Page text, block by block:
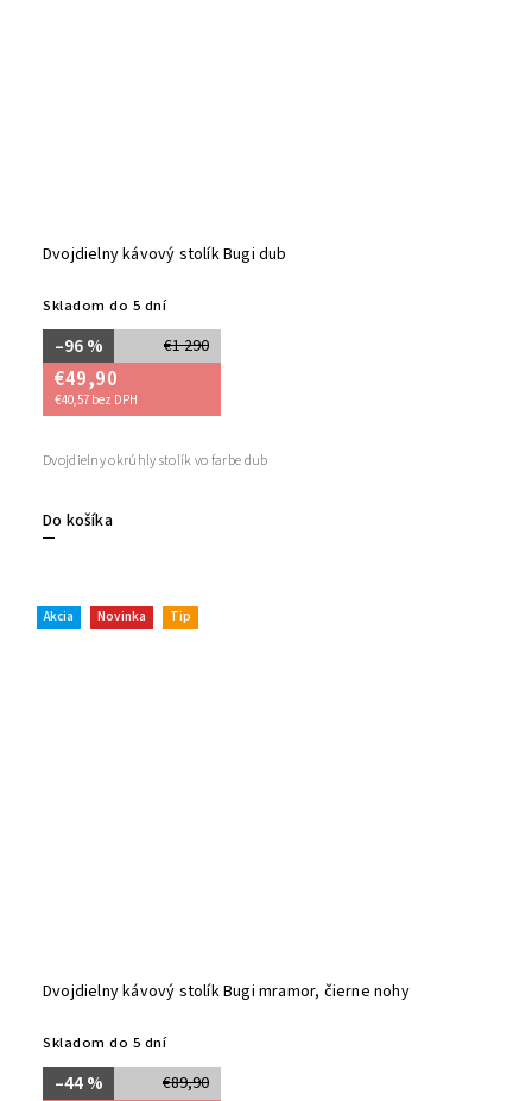
Dvojdielny kávový stolík Bugi dub
Skladom do 5 dní
€1 290
–96 %
€49,90
€40,57 bez DPH
Do košíka
Dvojdielny okrúhly stolík vo farbe dub
Akcia Novinka Tip
Dvojdielny kávový stolík Bugi mramor, čierne nohy
Skladom do 5 dní
€89,90
–44 %